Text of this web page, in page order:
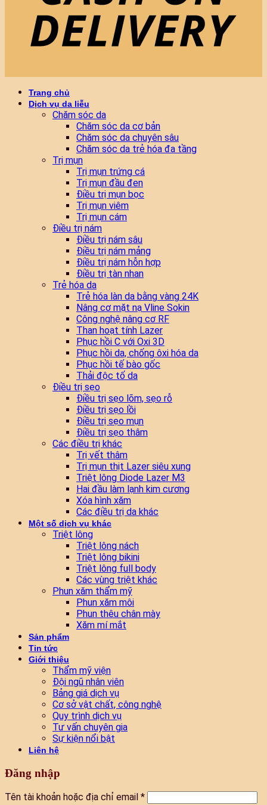
Trang chủ
Dịch vụ da liễu
Chăm sóc da
Chăm sóc da cơ bản
Chăm sóc da chuyên sâu
Chăm sóc da trẻ hóa đa tầng
Trị mụn
Trị mụn trứng cá
Trị mụn đầu đen
Điều trị mụn bọc
Trị mụn viêm
Trị mụn cám
Điều trị nám
Điều trị nám sâu
Điều trị nám mảng
Điều trị nám hỗn hợp
Điều trị tàn nhan
Trẻ hóa da
Trẻ hóa làn da bằng vàng 24K
Nâng cơ mặt nạ Vline Sokin
Công nghệ nâng cơ RF
Than hoạt tính Lazer
Phục hồi C với Oxi 3D
Phục hồi da, chống ôxi hóa da
Phục hồi tế bào gốc
Thải độc tố da
Điều trị sẹo
Điều trị sẹo lõm, sẹo rỗ
Điều trị sẹo lồi
Điều trị sẹo mụn
Điều trị sẹo thâm
Các điều trị khác
Trị vết thâm
Trị mụn thịt Lazer siêu xung
Triệt lông Diode Lazer M3
Hai đầu làm lạnh kim cương
Xóa hình xăm
Các điều trị da khác
Một số dịch vụ khác
Triệt lông
Triệt lông nách
Triệt lông bikini
Triệt lông full body
Các vùng triệt khác
Phun xăm thẩm mỹ
Phun xăm môi
Phun thêu chân mày
Xăm mí mắt
Sản phẩm
Tin tức
Giới thiệu
Thẩm mỹ viện
Đội ngũ nhân viên
Bảng giá dịch vụ
Cơ sở vật chất, công nghệ
Quy trình dịch vụ
Tư vấn chuyên gia
Sự kiện nổi bật
Liên hệ
Đăng nhập
Tên tài khoản hoặc địa chỉ email *